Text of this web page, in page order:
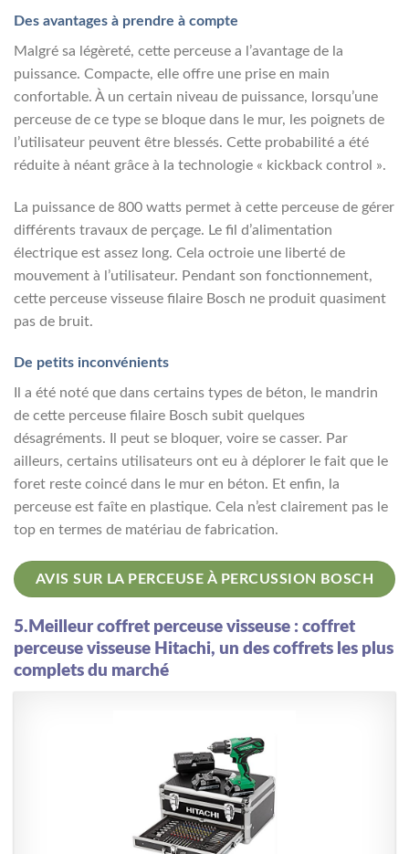
Des avantages à prendre à compte
Malgré sa légèreté, cette perceuse a l’avantage de la
puissance. Compacte, elle offre une prise en main
confortable. À un certain niveau de puissance, lorsqu’une
perceuse de ce type se bloque dans le mur, les poignets de
l’utilisateur peuvent être blessés. Cette probabilité a été
réduite à néant grâce à la technologie « kickback control ».
La puissance de 800 watts permet à cette perceuse de gérer
différents travaux de perçage. Le fil d’alimentation
électrique est assez long. Cela octroie une liberté de
mouvement à l’utilisateur. Pendant son fonctionnement,
cette perceuse visseuse filaire Bosch ne produit quasiment
pas de bruit.
De petits inconvénients
Il a été noté que dans certains types de béton, le mandrin
de cette perceuse filaire Bosch subit quelques
désagréments. Il peut se bloquer, voire se casser. Par
ailleurs, certains utilisateurs ont eu à déplorer le fait que le
foret reste coincé dans le mur en béton. Et enfin, la
perceuse est faîte en plastique. Cela n’est clairement pas le
top en termes de matériau de fabrication.
AVIS SUR LA PERCEUSE À PERCUSSION BOSCH
5.Meilleur coffret perceuse visseuse : coffret
perceuse visseuse Hitachi, un des coffrets les plus
complets du marché